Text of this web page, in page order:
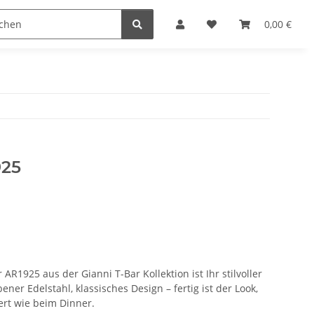
0,00 €
aus der Gianni T-Bar Kollektion ist Ihr stilvoller
Edelstahl, klassisches Design – fertig ist der Look,
wie beim Dinner.